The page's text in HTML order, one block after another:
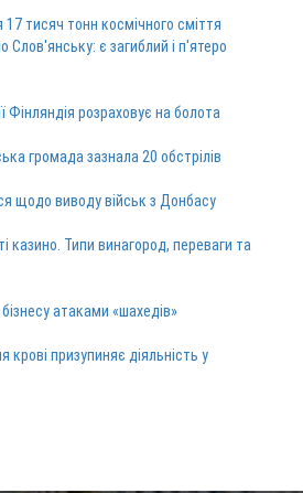
тисяч тонн космічного сміття
Слов'янську: є загиблий і п'ятеро
Фінляндія розраховує на болота
громада зазнала 20 обстрілів
щодо виводу військ з Донбасу
казино. Типи винагород, переваги та
атаками «шахедів»
крові призупиняє діяльність у